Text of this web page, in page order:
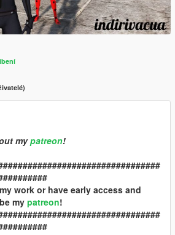
mypatreon!
work or have early access and
my patreon!